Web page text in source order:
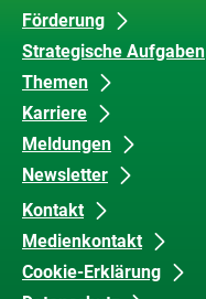
Inhalte
Förderung
Strategische Aufgaben
Themen
Karriere
Meldungen
Newsletter
und
Barrierefreiheit
Kontakt
Medienkontakt
Cookie-Erklärung